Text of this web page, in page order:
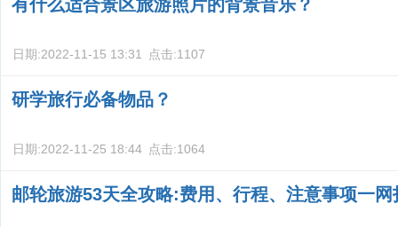
有什么适合景区旅游照片的背景音乐？
日期:2022-11-15 13:31 点击:1107
研学旅行必备物品？
日期:2022-11-25 18:44 点击:1064
邮轮旅游53天全攻略:费用、行程、注意事项一网